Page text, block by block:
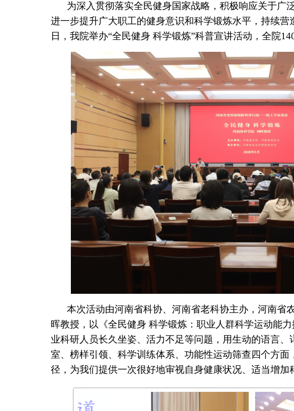
为深入贯彻落实全民健身国家战略，积极响应关于广
进一步提升广大职工的健身意识和科学锻炼水平，持续营
日，我院举办“全民健身 科学锻炼”科普宣讲活动，全院
本次活动由河南省科协、河南省老科协主办，河南省
晖教授，以《全民健身 科学锻炼：职业人群科学运动能
业科研人员长久坐姿、活力不足等问题，用生动的语言
室、榜样引领、科学训练体系、功能性运动筛查四个方
径，为我们提供一次很好地审视自身健康状况、适当增加